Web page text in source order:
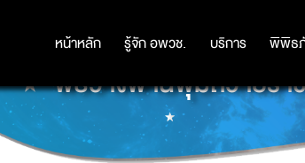
หน้าหลัก รู้จัก อพวช. บริการ พิพิธ
หน้าหลัก รู้จัก อพวช. บริการ พิพิธ
พิธีวางพานพุ่มถวายรา